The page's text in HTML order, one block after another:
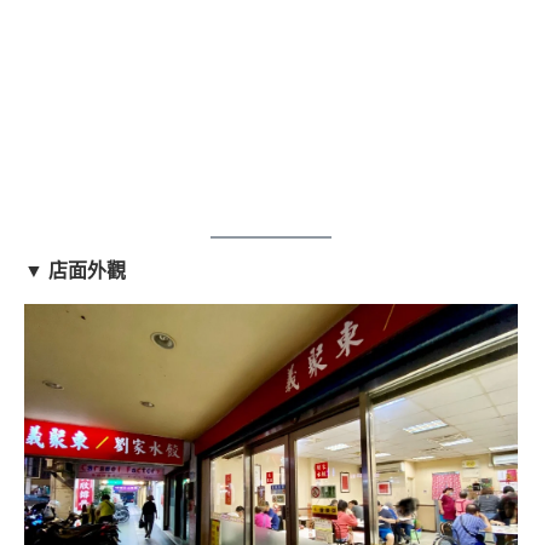
▼ 店面外觀